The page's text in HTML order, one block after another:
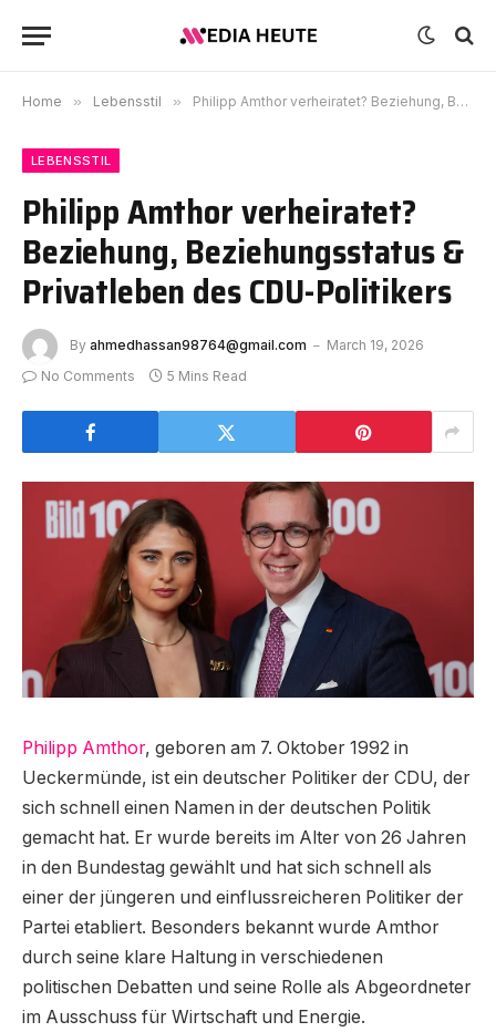
Home » Lebensstil » Philipp Amthor verheiratet? Beziehung, Beziehungsstatus & Privatleben des CDU-Politikers
LEBENSSTIL
Philipp Amthor verheiratet?
Beziehung, Beziehungsstatus &
Privatleben des CDU-Politikers
By ahmedhassan98764@gmail.com
March 19, 2026
No Comments
5 Mins Read
Philipp Amthor, geboren am 7. Oktober 1992 in
Ueckermünde, ist ein deutscher Politiker der CDU, der
sich schnell einen Namen in der deutschen Politik
gemacht hat. Er wurde bereits im Alter von 26 Jahren
in den Bundestag gewählt und hat sich schnell als
einer der jüngeren und einflussreicheren Politiker der
Partei etabliert. Besonders bekannt wurde Amthor
durch seine klare Haltung in verschiedenen
politischen Debatten und seine Rolle als Abgeordneter
im Ausschuss für Wirtschaft und Energie.